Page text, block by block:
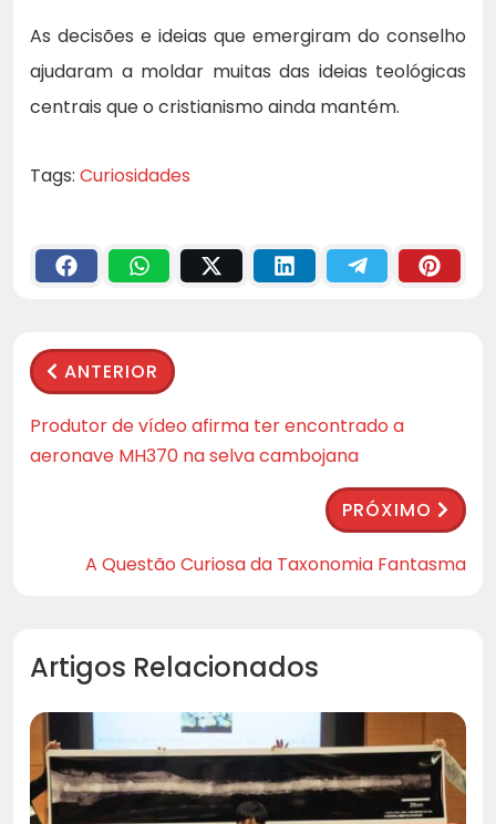
As decisões e ideias que emergiram do conselho
ajudaram a moldar muitas das ideias teológicas
centrais que o cristianismo ainda mantém.
Tags: Curiosidades
ANTERIOR
Produtor de vídeo afirma ter encontrado a
aeronave MH370 na selva cambojana
PRÓXIMO
A Questão Curiosa da Taxonomia Fantasma
Artigos Relacionados